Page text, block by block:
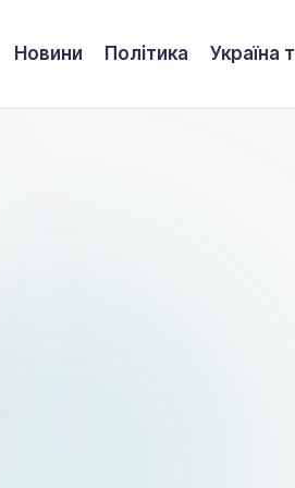
Новини Політика Україна